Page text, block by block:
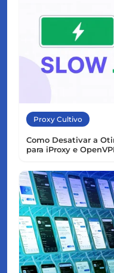
Proxy Cultivo
Como Desativar a
para iProxy e